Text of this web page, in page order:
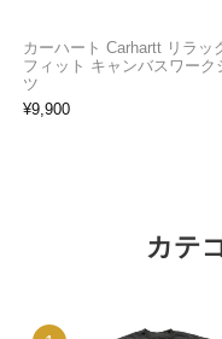
カーハート Carhartt リラッ
フィット キャンバスワーク
ツ
¥9,900
カテ